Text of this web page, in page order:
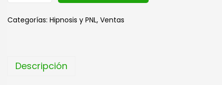
Categorías: Hipnosis y PNL, Ventas
Descripción